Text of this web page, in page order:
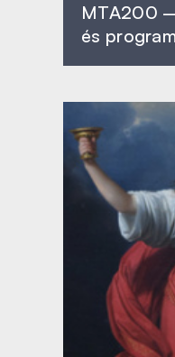
MTA200
és